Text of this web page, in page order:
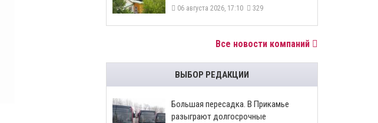
06 августа 2026, 17:10 329
Все новости компаний
ВЫБОР РЕДАКЦИИ
Большая пересадка. В Прикамье
разыграют долгосрочные